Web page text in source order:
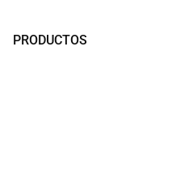
PRODUCTOS